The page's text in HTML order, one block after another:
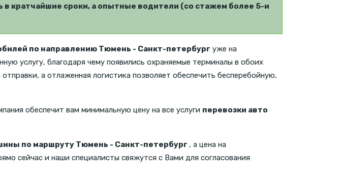
кратчайшие сроки, а опытные водители (со стажем более 5-и
по направлению Тюмень - Санкт-петербург уже на
услугу, благодаря чему появились охраняемые терминалы в обоих
а отлаженная логистика позволяет обеспечить бесперебойную,
обеспечит вам минимальную цену на все услуги перевозки авто
по маршруту Тюмень - Санкт-петербург , а цена на
сейчас и наши специалисты свяжутся с Вами для согласования